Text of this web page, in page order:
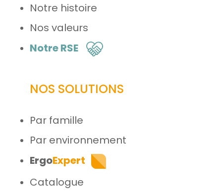
Notre histoire
Nos valeurs
Notre RSE
NOS SOLUTIONS
Par famille
Par environnement
ErgoExpert
Catalogue